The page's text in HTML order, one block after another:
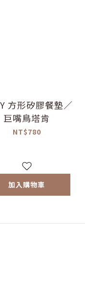
方形矽膠餐墊／
巨嘴鳥塔肯
NT$780
加入購物車